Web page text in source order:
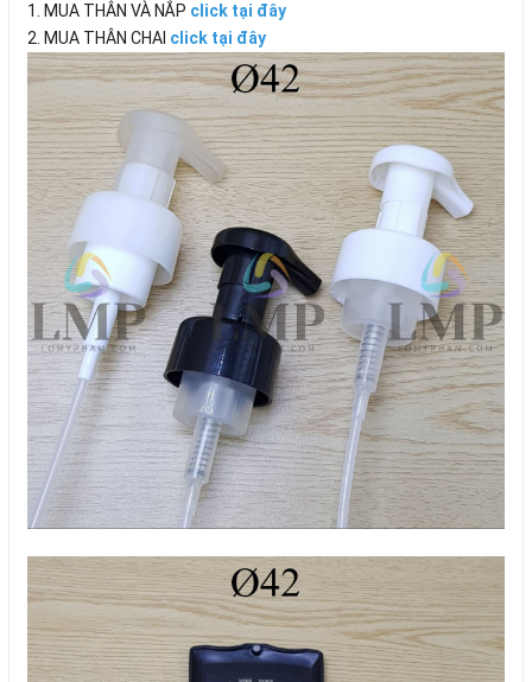
1. MUA THÂN VÀ NẮP click tại đây
2. MUA THÂN CHAI click tại đây